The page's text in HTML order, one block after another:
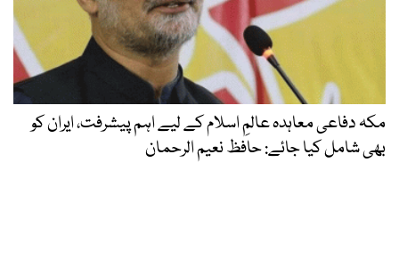
مکہ دفاعی معاہدہ عالمِ اسلام کے لیے اہم پیشرفت، ایران کو
بھی شامل کیا جائے: حافظ نعیم الرحمان